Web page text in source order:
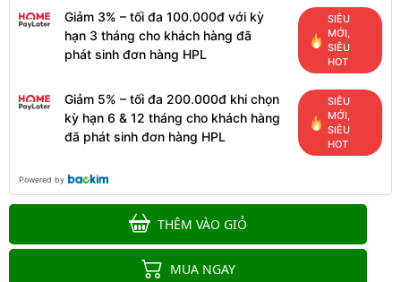
Giảm 3% – tối đa 100.000đ với kỳ
hạn 3 tháng cho khách hàng đã
phát sinh đơn hàng HPL
SIÊU
MỚI,
SIÊU
HOT
Giảm 5% – tối đa 200.000đ khi chọn
kỳ hạn 6 & 12 tháng cho khách hàng
đã phát sinh đơn hàng HPL
SIÊU
MỚI,
SIÊU
HOT
Powered by
THÊM VÀO GIỎ
MUA NGAY